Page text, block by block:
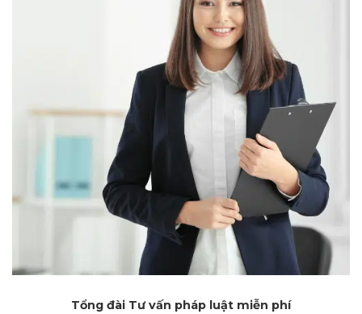
Tổng đài Tư vấn pháp luật miễn phí